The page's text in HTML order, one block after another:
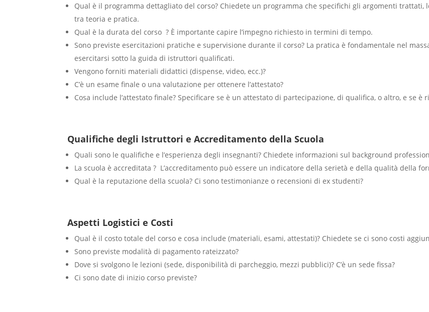
Qual è il programma dettagliato del corso? Chiedete un programma che specifichi gli argomenti
tra teoria e pratica.
Qual è la durata del corso ? È importante capire l’impegno richiesto in termini di tempo.
Sono previste esercitazioni pratiche e supervisione durante il corso? La pratica è fondamentale nel
esercitarsi sotto la guida di istruttori qualificati.
Vengono forniti materiali didattici (dispense, video, ecc.)?
C’è un esame finale o una valutazione per ottenere l’attestato?
Cosa include l’attestato finale? Specificare se è un attestato di partecipazione, di qualifica, o altro, e se
Qualifiche degli Istruttori e Accreditamento della Scuola
Quali sono le qualifiche e l’esperienza degli insegnanti? Chiedete informazioni sul background
La scuola è accreditata ? L’accreditamento può essere un indicatore della serietà e della qualità della
Qual è la reputazione della scuola? Ci sono testimonianze o recensioni di ex studenti?
Aspetti Logistici e Costi
Qual è il costo totale del corso e cosa include (materiali, esami, attestati)? Chiedete se ci sono costi
Sono previste modalità di pagamento rateizzato?
Dove si svolgono le lezioni (sede, disponibilità di parcheggio, mezzi pubblici)? C’è un sede fissa?
Ci sono date di inizio corso previste?